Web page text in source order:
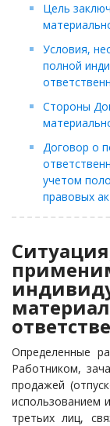
Цель
Условия,
полной
Стороны
Договор о
учетом
правовых
Определенные
Работником,
продажей
использованием
третьих лиц,